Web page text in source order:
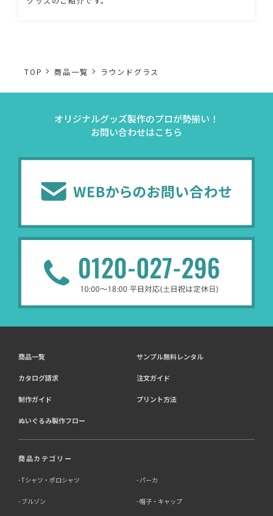
TOP 商品一覧 ラウンドグラス
オリジナルグッズ製作のプロが勢揃い！
お問い合わせはこちら
商品一覧 サンプル無料レンタル
カタログ請求 注文ガイド
制作ガイド プリント方法
ぬいぐるみ製作フロー
商品カテゴリー
Tシャツ・ポロシャツ パーカ
ブルゾン 帽子・キャップ